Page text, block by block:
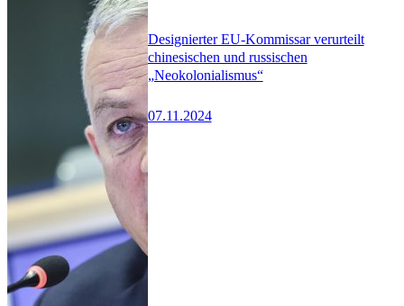
Designierter EU-Kommissar verurteilt
chinesischen und russischen
„Neokolonialismus“
07.11.2024